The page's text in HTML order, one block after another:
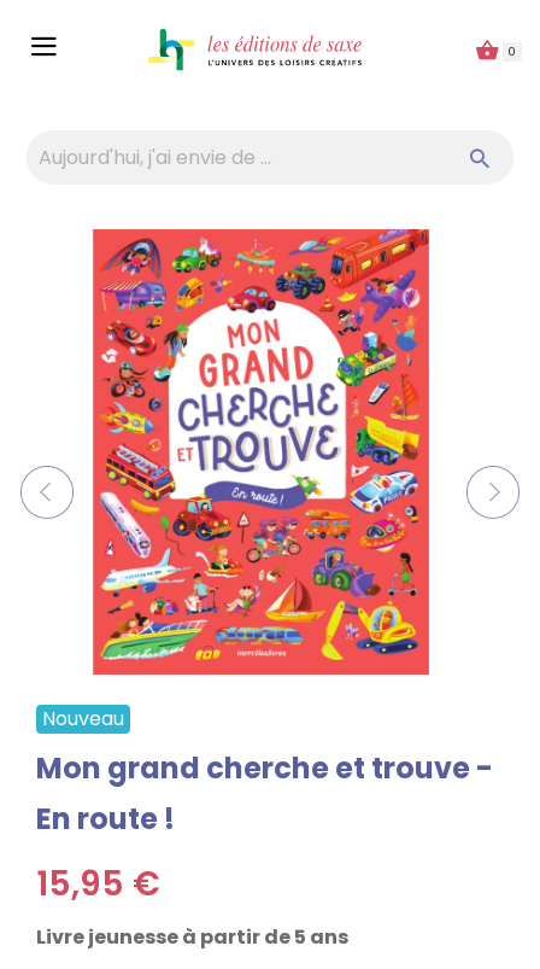
0
Nouveau
Mon grand cherche et trouve -
En route !
15,95 €
Livre jeunesse à partir de 5 ans